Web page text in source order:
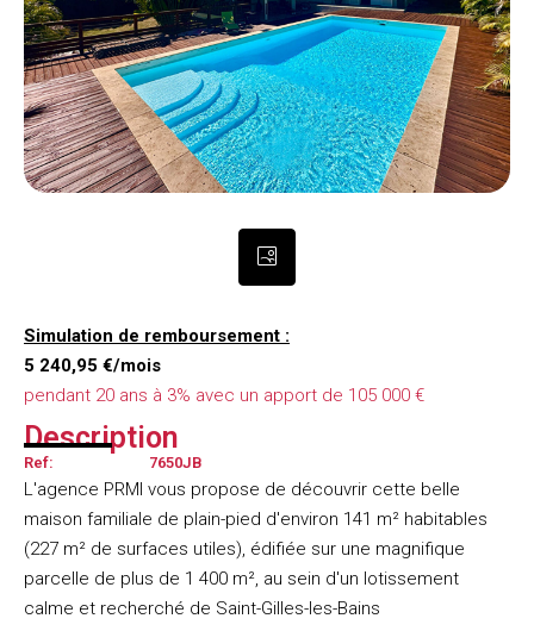
Simulation de remboursement :
5 240,95 €/mois
pendant 20 ans à 3% avec un apport de 105 000 €
Description
Ref: 7650JB
L'agence PRMI vous propose de découvrir cette belle
maison familiale de plain-pied d'environ 141 m² habitables
(227 m² de surfaces utiles), édifiée sur une magnifique
parcelle de plus de 1 400 m², au sein d'un lotissement
calme et recherché de Saint-Gilles-les-Bains